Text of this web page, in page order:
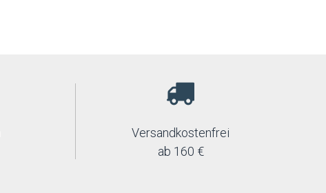
Versandkostenfrei
ab 160 €